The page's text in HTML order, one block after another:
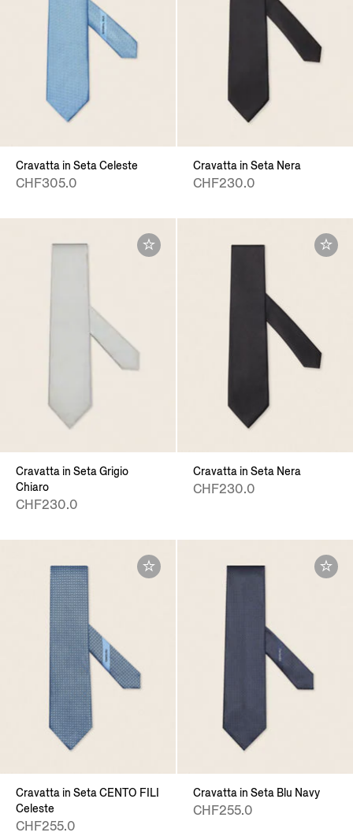
Cravatta in Seta Celeste
CHF305.0
Cravatta in Seta Nera
CHF230.0
Cravatta in Seta Grigio
Chiaro
CHF230.0
Cravatta in Seta Nera
CHF230.0
Cravatta in Seta CENTO FILI
Celeste
CHF255.0
Cravatta in Seta Blu Navy
CHF255.0